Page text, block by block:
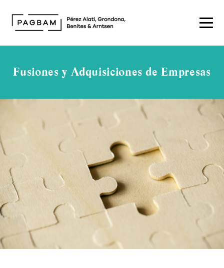
Fusiones y Adquisiciones de Empresas